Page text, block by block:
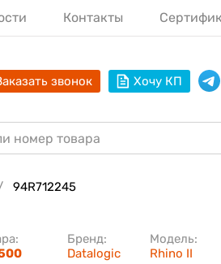
Контакты
звонок Хочу КП
94R712245
Бренд:
Datalogic
Модель:
Rhino II